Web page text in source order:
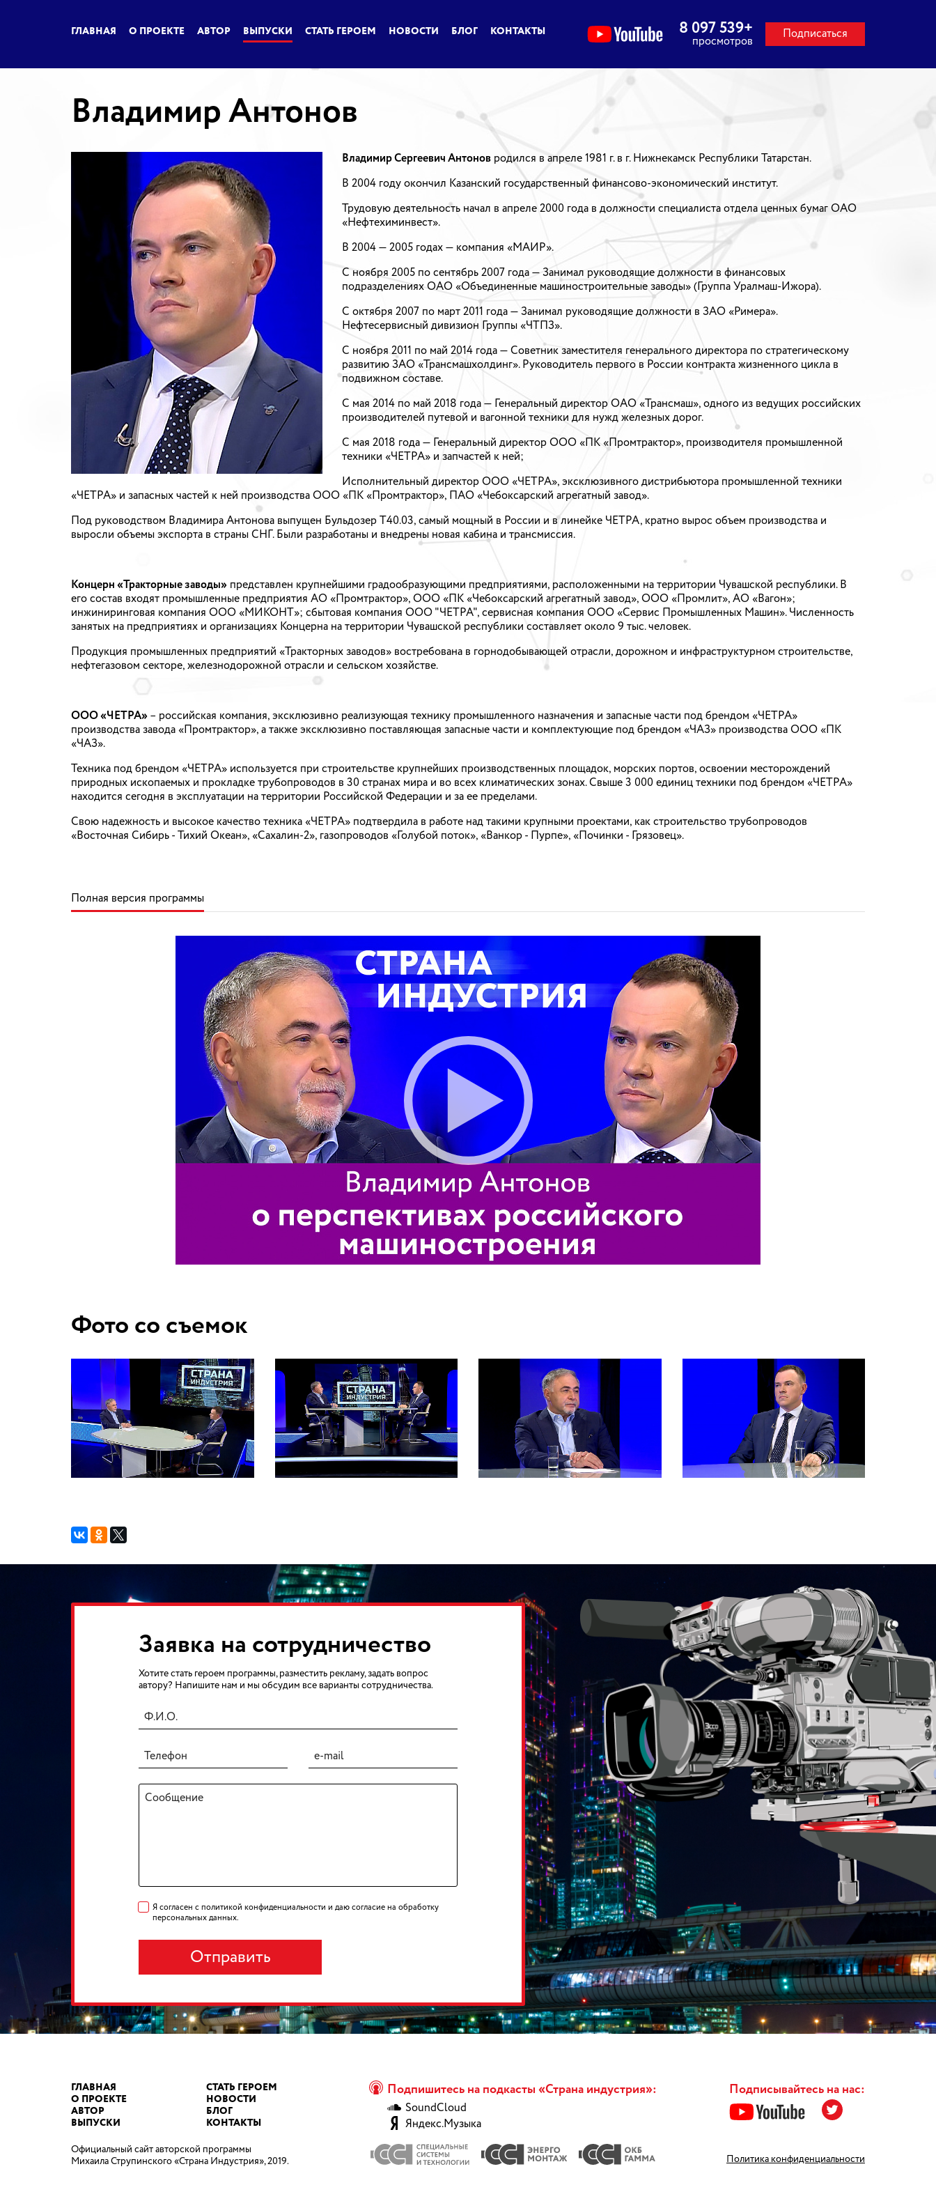
ГЛАВНАЯ О ПРОЕКТЕ АВТОР ВЫПУСКИ СТАТЬ ГЕРОЕМ НОВОСТИ БЛОГ КОНТАКТЫ 8 097 539+
просмотров Подписаться
Владимир Антонов
Владимир Сергеевич Антонов родился в апреле 1981 г. в г. Нижнекамск Республики Татарстан.
В 2004 году окончил Казанский государственный финансово-экономический институт.
Трудовую деятельность начал в апреле 2000 года в должности специалиста отдела ценных бумаг ОАО
«Нефтехиминвест».
В 2004 — 2005 годах — компания «МАИР».
С ноября 2005 по сентябрь 2007 года — Занимал руководящие должности в финансовых
подразделениях ОАО «Объединенные машиностроительные заводы» (Группа Уралмаш-Ижора).
С октября 2007 по март 2011 года — Занимал руководящие должности в ЗАО «Римера».
Нефтесервисный дивизион Группы «ЧТПЗ».
С ноября 2011 по май 2014 года — Советник заместителя генерального директора по стратегическому
развитию ЗАО «Трансмашхолдинг». Руководитель первого в России контракта жизненного цикла в
подвижном составе.
С мая 2014 по май 2018 года — Генеральный директор ОАО «Трансмаш», одного из ведущих российских
производителей путевой и вагонной техники для нужд железных дорог.
С мая 2018 года — Генеральный директор ООО «ПК «Промтрактор», производителя промышленной
техники «ЧЕТРА» и запчастей к ней;
Исполнительный директор ООО «ЧЕТРА», эксклюзивного дистрибьютора промышленной техники
«ЧЕТРА» и запасных частей к ней производства ООО «ПК «Промтрактор», ПАО «Чебоксарский агрегатный завод».
Под руководством Владимира Антонова выпущен Бульдозер Т40.03, самый мощный в России и в линейке ЧЕТРА, кратно вырос объем производства и
выросли объемы экспорта в страны СНГ. Были разработаны и внедрены новая кабина и трансмиссия.
Концерн «Тракторные заводы» представлен крупнейшими градообразующими предприятиями, расположенными на территории Чувашской республики. В
его состав входят промышленные предприятия АО «Промтрактор», ООО «ПК «Чебоксарский агрегатный завод», ООО «Промлит», АО «Вагон»;
инжиниринговая компания ООО «МИКОНТ»; сбытовая компания ООО "ЧЕТРА", сервисная компания ООО «Сервис Промышленных Машин». Численность
занятых на предприятиях и организациях Концерна на территории Чувашской республики составляет около 9 тыс. человек.
Продукция промышленных предприятий «Тракторных заводов» востребована в горнодобывающей отрасли, дорожном и инфраструктурном строительстве,
нефтегазовом секторе, железнодорожной отрасли и сельском хозяйстве.
ООО «ЧЕТРА»– российская компания, эксклюзивно реализующая технику промышленного назначения и запасные части под брендом «ЧЕТРА»
производства завода «Промтрактор», а также эксклюзивно поставляющая запасные части и комплектующие под брендом «ЧАЗ» производства ООО «ПК
«ЧАЗ».
Техника под брендом «ЧЕТРА» используется при строительстве крупнейших производственных площадок, морских портов, освоении месторождений
природных ископаемых и прокладке трубопроводов в 30 странах мира и во всех климатических зонах. Свыше 3 000 единиц техники под брендом «ЧЕТРА»
находится сегодня в эксплуатации на территории Российской Федерации и за ее пределами.
Свою надежность и высокое качество техника «ЧЕТРА» подтвердила в работе над такими крупными проектами, как строительство трубопроводов
«Восточная Сибирь - Тихий Океан», «Сахалин-2», газопроводов «Голубой поток», «Ванкор - Пурпе», «Починки - Грязовец».
Полная версия программы
Фото со съемок
Заявка на сотрудничество
Хотите стать героем программы, разместить рекламу, задать вопрос
автору? Напишите нам и мы обсудим все варианты сотрудничества.
Я согласен с политикой конфиденциальности и даю согласие на обработку
персональных данных.
Отправить
ГЛАВНАЯ
О ПРОЕКТЕ
АВТОР
ВЫПУСКИ
СТАТЬ ГЕРОЕМ
НОВОСТИ
БЛОГ
КОНТАКТЫ
Подпишитесь на подкасты «Страна индустрия»:
SoundCloud
Яндекс.Музыка
Подписывайтесь на нас:
Официальный сайт авторской программы
Михаила Струпинского «Страна Индустрия», 2019.
Политика конфиденциальности